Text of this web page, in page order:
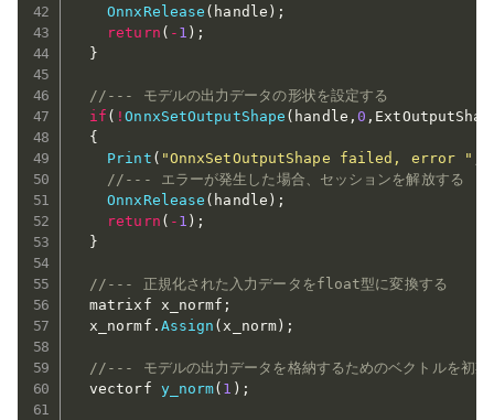
OnnxRelease ( handle ) ;
return ( - 1 ) ;
}
//--- モデルの出力データの形状を設定する
if ( !OnnxSetOutputShape ( handle ,0 ,
{
Print ( "OnnxSetOutputShape failed, error "
//--- エラーが発生した場合、セッションを解放する
OnnxRelease ( handle ) ;
return ( - 1 ) ;
}
//--- 正規化された入力データをfloat型に変換する
  matrixf x_normf
;
  x_normf
. Assign ( x_norm ) ;
//--- モデルの出力データを格納するためのベクトルを初期
  vectorf
y_norm( 1 ) ;